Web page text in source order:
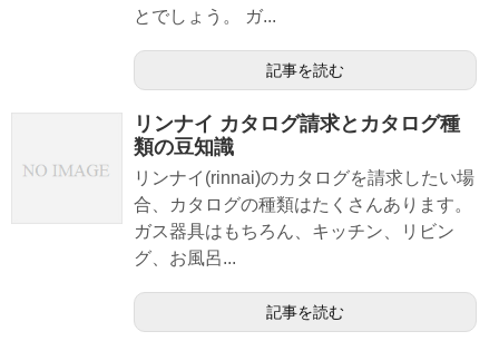
とでしょう。 ガ...
記事を読む
リンナイ カタログ請求とカタログ種
類の豆知識
リンナイ(rinnai)のカタログを請求したい場
合、カタログの種類はたくさんあります。
ガス器具はもちろん、キッチン、リビン
グ、お風呂...
記事を読む